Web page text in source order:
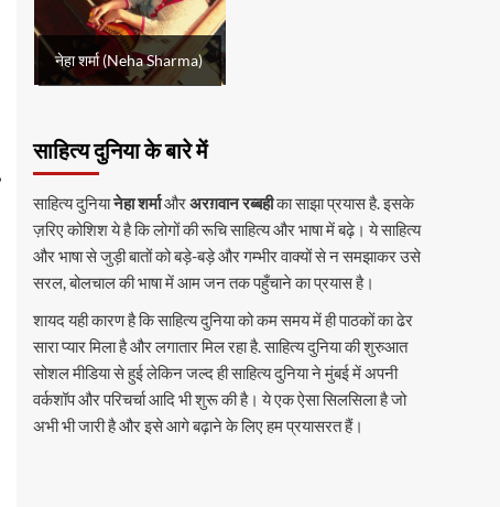
नेहा शर्मा (Neha Sharma)
साहित्य दुनिया के बारे में
साहित्य दुनियानेहा शर्माऔरअरग़वान रब्बहीका साझा प्रयास है. इसके
ज़रिए कोशिश ये है कि लोगों की रूचि साहित्य और भाषा में बढ़े। ये साहित्य
और भाषा से जुड़ी बातों को बड़े-बड़े और गम्भीर वाक्यों से न समझाकर उसे
सरल, बोलचाल की भाषा में आम जन तक पहुँचाने का प्रयास है।
शायद यही कारण है कि साहित्य दुनिया को कम समय में ही पाठकों का ढेर
सारा प्यार मिला है और लगातार मिल रहा है. साहित्य दुनिया की शुरुआत
सोशल मीडिया से हुई लेकिन जल्द ही साहित्य दुनिया ने मुंबई में अपनी
वर्कशॉप और परिचर्चा आदि भी शुरू की है। ये एक ऐसा सिलसिला है जो
अभी भी जारी है और इसे आगे बढ़ाने के लिए हम प्रयासरत हैं।